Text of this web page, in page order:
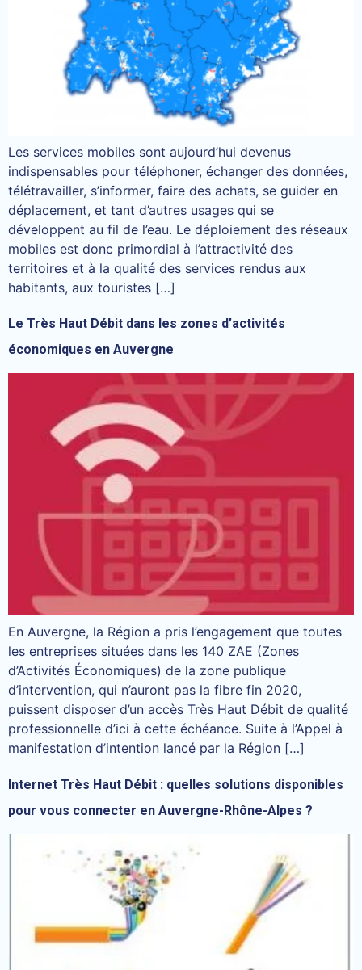
Les services mobiles sont aujourd’hui devenus
indispensables pour téléphoner, échanger des données,
télétravailler, s’informer, faire des achats, se guider en
déplacement, et tant d’autres usages qui se
développent au fil de l’eau. Le déploiement des réseaux
mobiles est donc primordial à l’attractivité des
territoires et à la qualité des services rendus aux
habitants, aux touristes […]
Le Très Haut Débit dans les zones d’activités
économiques en Auvergne
En Auvergne, la Région a pris l’engagement que toutes
les entreprises situées dans les 140 ZAE (Zones
d’Activités Économiques) de la zone publique
d’intervention, qui n’auront pas la fibre fin 2020,
puissent disposer d’un accès Très Haut Débit de qualité
professionnelle d’ici à cette échéance. Suite à l’Appel à
manifestation d’intention lancé par la Région […]
Internet Très Haut Débit : quelles solutions disponibles
pour vous connecter en Auvergne-Rhône-Alpes ?